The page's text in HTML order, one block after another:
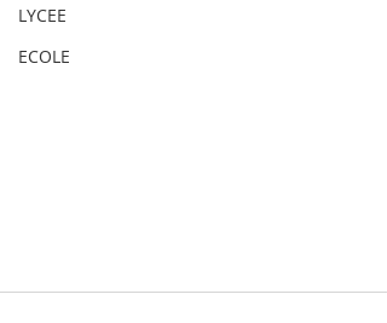
LYCEE
ECOLE